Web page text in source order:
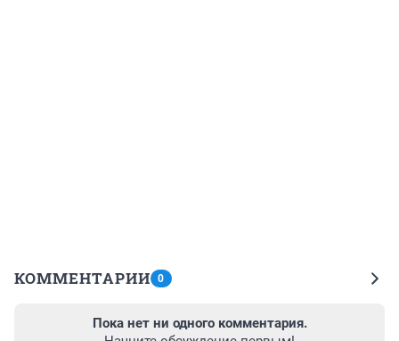
КОММЕНТАРИИ 0
Пока нет ни одного комментария.